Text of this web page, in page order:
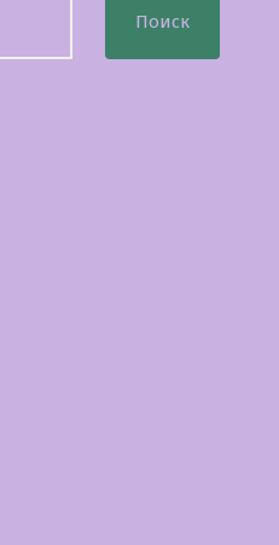
Поиск